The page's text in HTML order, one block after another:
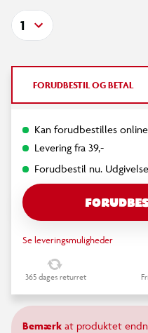
1
FORUDBESTIL OG BETAL
Kan forudbestilles online
Levering fra 39,-
Forudbestil nu.
Se leveringsmuligheder
365 dages returret
Bemærk at produktet